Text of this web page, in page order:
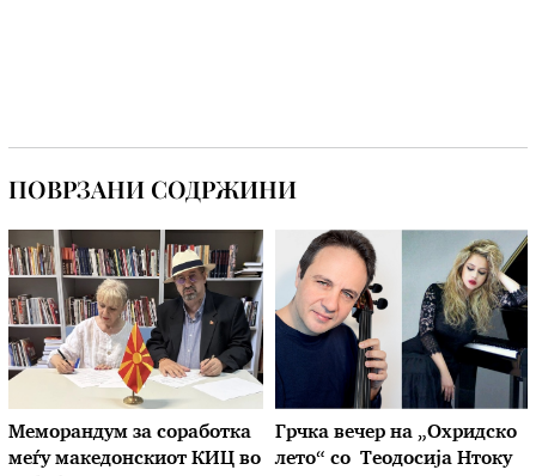
ПОВРЗАНИ СОДРЖИНИ
Меморандум за соработка
меѓу македонскиот КИЦ во
Грчка вечер на „Охридско
лето“ со Теодосија Нтоку